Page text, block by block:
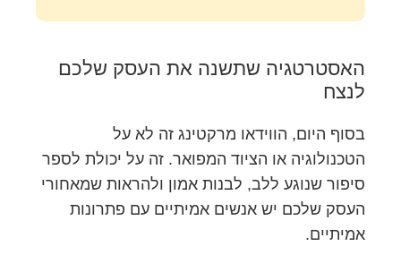
האסטרטגיה שתשנה את העסק שלכם
לנצח
בסוף היום, הווידאו מרקטינג זה לא על
הטכנולוגיה או הציוד המפואר. זה על יכולת לספר
סיפור שנוגע ללב, לבנות אמון ולהראות שמאחורי
העסק שלכם יש אנשים אמיתיים עם פתרונות
אמיתיים.